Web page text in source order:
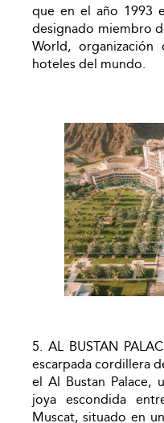
que en el año 1993
designado miembro
World,
hoteles del mundo.
5. AL BUSTAN
escarpada cordillera
el Al Bustan Palace,
joya escondida
Muscat, situado en